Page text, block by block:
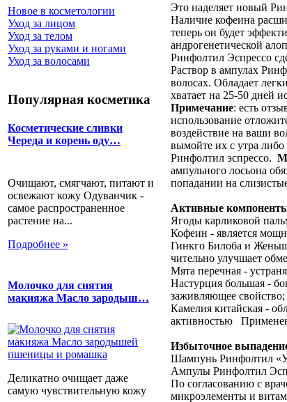
Новое в косметологии
Уход за лицом
Уход за телом
Уход за руками и ногами
Уход за волосами
Популярная косметика
Косметические сливки
Череда и корень оду…
Очищают, смягчают, питают и
освежают кожу Одуванчик -
самое распространенное
растение на...
Подробнее »
Молочко для снятия
макияжа Масло зародыш…
Деликатно очищает даже
самую чувствительную кожу
Это наделяет новый
Наличие кофеина
теперь он будет
андрогенетической
Ринфолтил Эспрессо
Раствор в ампулах
волосах. Обладает
хватает на 25-50 дней
Примечание: есть
использование
воздействие на ваши
вымойте их с утра
Ринфолтил эспрессо.
ампульного лосьона
попадании на
Активные
Ягоды карликовой
Кофе­ин - является
Гинкго Било­ба и
чительно улучшает
Мята пере­чная -
Насту­рция большая -
заживляющее свойство;
Каме­лия китайская -
активностью
Избыточное
Шампунь Ринфолтил
Ампулы Ринфолтил
По согласованию с
микроэлементы и